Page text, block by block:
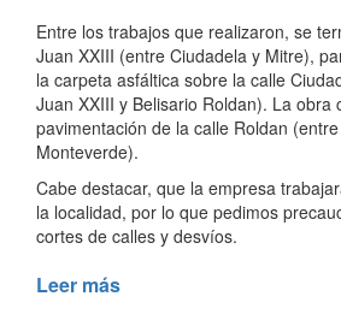
Entre los trabajos que realizaron, se
Juan XXIII (entre Ciudadela y Mitre),
la carpeta asfáltica sobre la calle
Juan XXIII y Belisario Roldan). La obra
pavimentación de la calle Roldan
Monteverde).
Cabe destacar, que la empresa
la localidad, por lo que pedimos
cortes de calles y desvíos.
Leer más